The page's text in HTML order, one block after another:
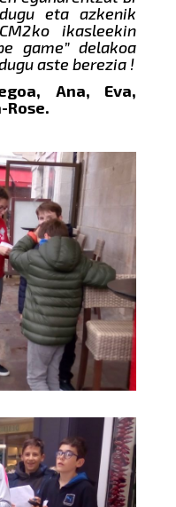
eta azkenik
ikasleekin
game” delakoa
aste berezia !
Ana, Eva,
Rose.